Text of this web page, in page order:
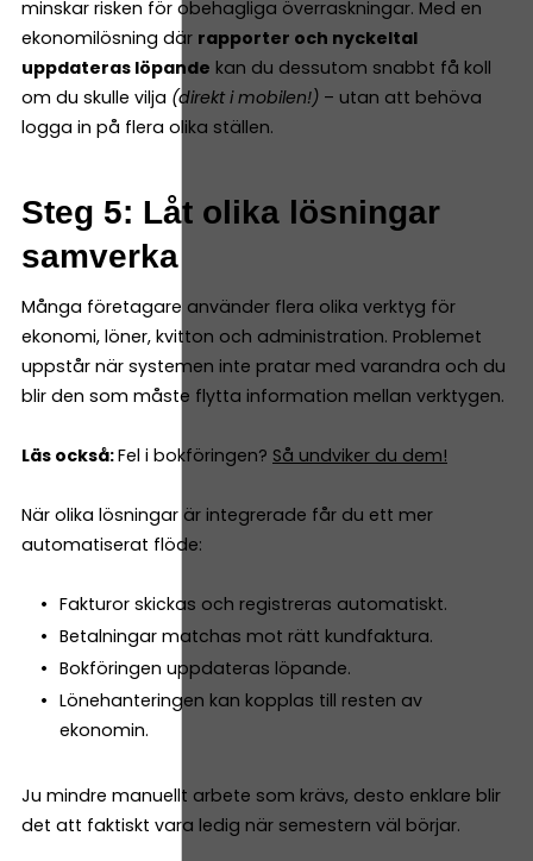
minskar risken för obehagliga överraskningar. Med en
ekonomilösning där rapporter och nyckeltal
uppdateras löpande kan du dessutom snabbt få koll
om du skulle vilja (direkt i mobilen!) – utan att behöva
logga in på flera olika ställen.
Steg 5: Låt olika lösningar
samverka
Många företagare använder flera olika verktyg för
ekonomi, löner, kvitton och administration. Problemet
uppstår när systemen inte pratar med varandra och du
blir den som måste flytta information mellan verktygen.
Läs också:Fel i bokföringen? Så undviker du dem!
När olika lösningar är integrerade får du ett mer
automatiserat flöde:
Fakturor skickas och registreras automatiskt.
Betalningar matchas mot rätt kundfaktura.
Bokföringen uppdateras löpande.
Lönehanteringen kan kopplas till resten av
ekonomin.
Ju mindre manuellt arbete som krävs, desto enklare blir
det att faktiskt vara ledig när semestern väl börjar.